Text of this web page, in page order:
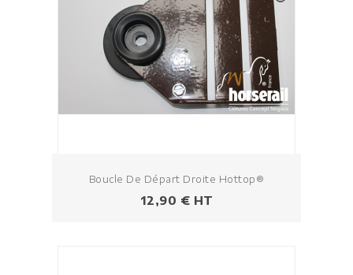
Boucle De Départ Droite Hottop®
Prix
12,90 € HT